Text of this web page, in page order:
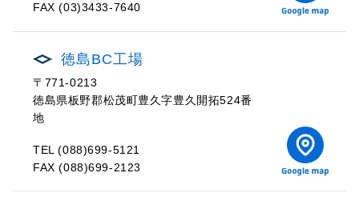
FAX (03)3433-7640
徳島BC工場
〒771-0213
徳島県板野郡松茂町豊久字豊久開拓524番
地
TEL (088)699-5121
FAX (088)699-2123